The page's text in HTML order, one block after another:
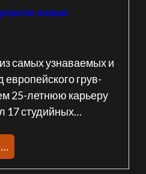
новый
самых узнаваемых и
грув-
25-летнюю карьеру
17 студийных…